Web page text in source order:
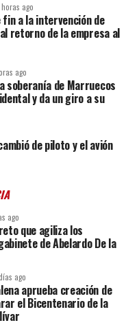
horas ago
a la intervención de
retorno de la empresa al
ago
soberanía de Marruecos
y da un giro a su
de piloto y el avión
ago
que agiliza los
de Abelardo De la
ago
aprueba creación de
el Bicentenario de la